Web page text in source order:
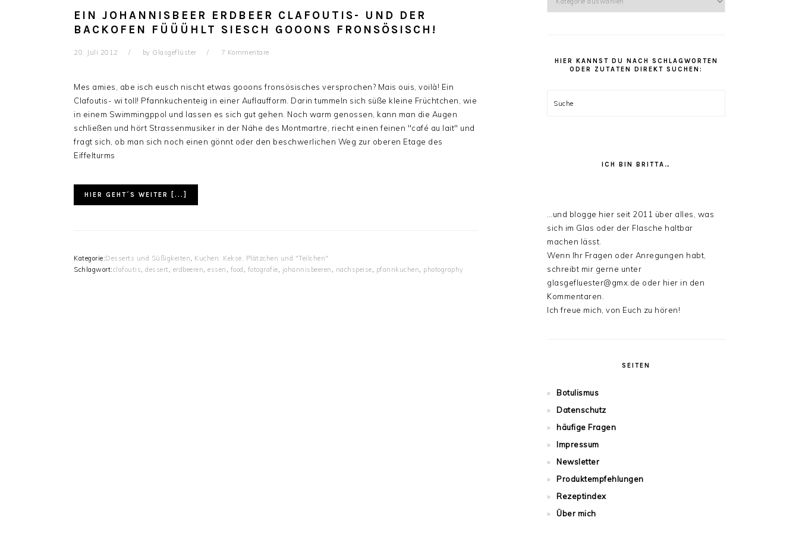
EIN JOHANNISBEER ERDBEER CLAFOUTIS- UND DER
BACKOFEN FÜÜÜHLT SIESCH GOOONS FRONSÖSISCH!
20. Juli 2012 by Glasgeflüster 7 Kommentare
Mes amies, abe isch eusch nischt etwas gooons fronsösisches versprochen? Mais ouis, voilà! Ein
Clafoutis- wi toll! Pfannkuchenteig in einer Auflaufform. Darin tummeln sich süße kleine Früchtchen, wie
in einem Swimmingppol und lassen es sich gut gehen. Noch warm genossen, kann man die Augen
schließen und hört Strassenmusiker in der Nähe des Montmartre, riecht einen feinen "café au lait" und
fragt sich, ob man sich noch einen gönnt oder den beschwerlichen Weg zur oberen Etage des
Eiffelturms
HIER GEHT´S WEITER [...]
Kategorie:Desserts und Süßigkeiten, Kuchen. Kekse, Plätzchen und "Teilchen"
Schlagwort:clafoutis, dessert, erdbeeren, essen , food , fotografie, johannisbeeren , nachspeise, pfannkuchen, photography
Rezept
HIER KANNST DU NACH SCHLAGWORTEN
ODER ZUTATEN DIREKT SUCHEN:
Suche
ICH BIN BRITTA…
…und blogge hier seit 2011 über alles, was
sich im Glas oder der Flasche haltbar
machen lässt.
Wenn Ihr Fragen oder Anregungen habt,
schreibt mir gerne unter
glasgefluester@gmx.de oder hier in den
Kommentaren.
Ich freue mich, von Euch zu hören!
SEITEN
Botulismus
Datenschutz
häufige Fragen
Impressum
Newsletter
Produktempfehlungen
Rezeptindex
Über mich